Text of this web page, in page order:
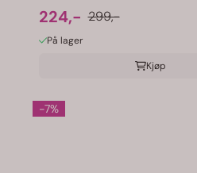
224,- 299,-
På lager
Kjøp
-7%